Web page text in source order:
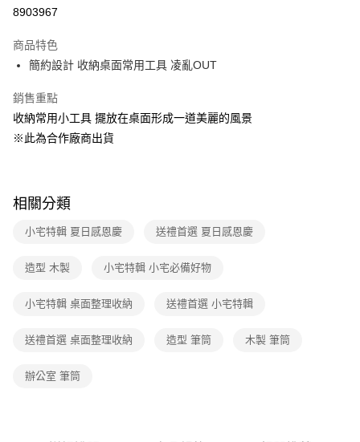
全盈+PAY
相關說明
【大哥付你分期使用說明】
1.本服務由台灣大哥大提供，台灣大哥大用戶可立即使用無須另外申請。
4.訂單成立30分鐘內，如未前往確認交易或遇審核未通過，訂單將自動取
法說明評估內容。
1.分期款項不併入電信帳單，「大哥付你分期」於每月結算日後寄送繳費提
帳／街口支付／iPASS MONEY」等通路繳費。
【注意事項】
買賣價金債權讓與本公司後，依約使用本公司帳單繳交帳款。
ATM付款
宅配【父親節大回饋】限時$299免運
8903967
商品特色
簡約設計 收納桌面常用工具 凌亂OUT
銷售重點
收納常用小工具 擺放在桌面形成一道美麗的風景
※此為合作廠商出貨
相關分類
小宅特輯 夏日感恩慶 送禮首選 夏日感恩慶
造型 木製 小宅特輯 小宅必備好物
小宅特輯 桌面整理收納 送禮首選 小宅特輯
送禮首選 桌面整理收納 造型 筆筒 木製 筆筒
辦公室 筆筒